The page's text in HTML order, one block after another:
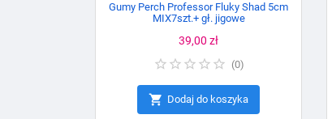
Gumy Perch Professor Fluky Shad 5cm
MIX7szt.+ gł. jigowe
Cena
39,00 zł
(0)
 Dodaj do koszyka